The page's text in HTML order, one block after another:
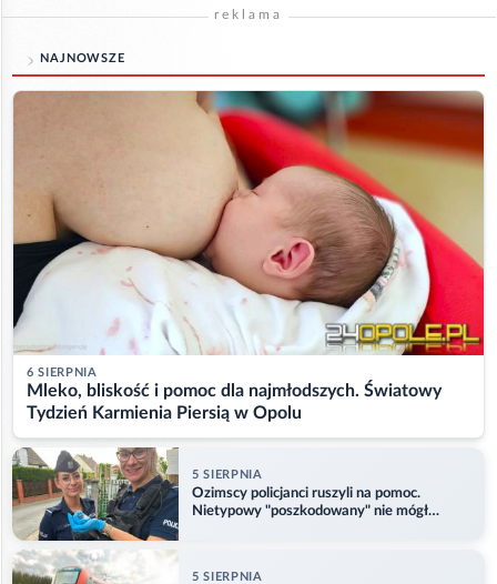
reklama
NAJNOWSZE
6 SIERPNIA
Mleko, bliskość i pomoc dla najmłodszych. Światowy
Tydzień Karmienia Piersią w Opolu
5 SIERPNIA
Ozimscy policjanci ruszyli na pomoc.
Nietypowy "poszkodowany" nie mógł
5 SIERPNIA